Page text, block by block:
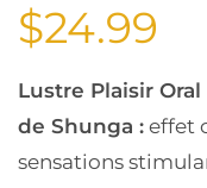
$24.99
Lustre Plaisir
de Shunga : effet
sensations